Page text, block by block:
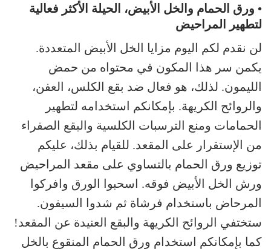
• ورق الحمام والخل الأبيض، الحيلة الأكثر فعالية
لتطهير المراحيض
لن نقدم لكم اليوم مزايا الخل الأبيض المتعددة.
يكمن سر هذا المكون في محتواه من حمض
الليمون. لذلك، هو فعال ضد بقع الكلس، العفن،
والروائح الكريهة. بإمكانكم استخدامه لتطهير
الحمامات ومنع الترسبات الكلسية والبقع الصفراء
من الإستقرار على المقعد. للقيام بذلك، عليكم
توزيع ورق الحمام بالتساوي على مقعد المراحيض
ورش الخل الأبيض فوقه. اسحبوا الورق وافركوا
المرحاض باستخدام فرشاة ثم شدوا السيفون.
ستختفي الروائح الكريهة والبقع العنيدة عن المقعد!
كما بإمكانكم استخدام ورق الحمام المنقوع بالخل